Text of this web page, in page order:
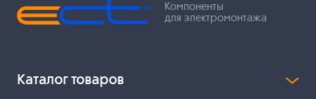
Компоненты
для электромонтажа
Каталог товаров